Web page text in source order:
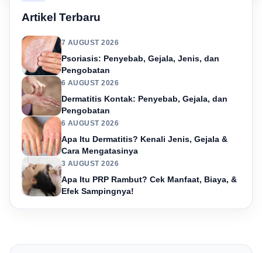
Artikel Terbaru
7 AUGUST 2026
Psoriasis: Penyebab, Gejala, Jenis, dan
Pengobatan
6 AUGUST 2026
Dermatitis Kontak: Penyebab, Gejala, dan
Pengobatan
6 AUGUST 2026
Apa Itu Dermatitis? Kenali Jenis, Gejala &
Cara Mengatasinya
3 AUGUST 2026
Apa Itu PRP Rambut? Cek Manfaat, Biaya, &
Efek Sampingnya!